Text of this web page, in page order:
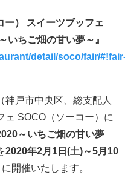
ー） スイーツブッフェ
いちご畑の甘い夢～』
detail/soco/fair/
戸市中央区、総支配人
SOCO（ソーコー）に
～いちご畑の甘い夢
2020年2月1日(土)～5月10
開催いたします。